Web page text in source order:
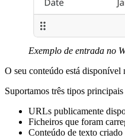
Exemplo de entrada no
O seu conteúdo está disponível
Suportamos três tipos
URLs publicamente
Ficheiros que foram
Conteúdo de texto